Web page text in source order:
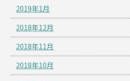
2019年1月
2018年12月
2018年11月
2018年10月